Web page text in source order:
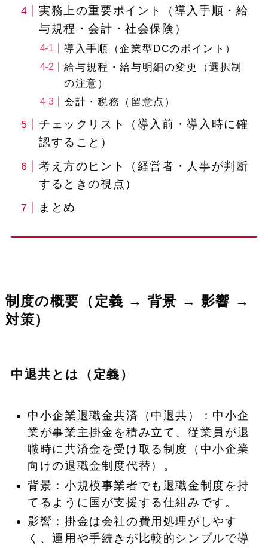
実務上の重要ポイント（導入手順・給
与規程・会計・社会保険）
導入手順（企業型DCのポイント）
給与規程・給与明細の変更（選択制
の注意）
会計・税務（留意点）
チェックリスト（導入前・導入時に確
認すること）
考え方のヒント（経営者・人事が判断
するときの視点）
まとめ
制度の概要（定義 → 背景 → 影響 →
対策）
中退共とは（定義）
中小企業退職金共済（中退共）：中小企
業が事業主掛金を積み立て、従業員が退
職時に共済金を受け取る制度（中小企業
向けの退職金制度代替）。
背景：小規模事業者でも退職金制度を持
てるように国が支援する仕組みです。
影響：掛金は会社の費用処理がしやす
く、運用や手続きが比較的シンプルで導